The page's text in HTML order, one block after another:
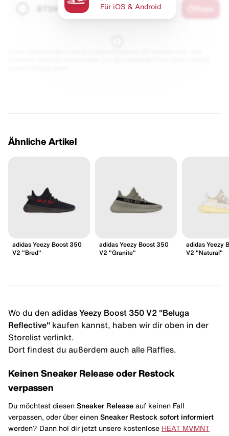
Für iOS & Android
Ähnliche Artikel
adidas Yeezy Boost 350
V2 "Bred"
adidas Yeezy Boost 350
V2 "Granite"
adidas Yeezy
V2 "Natural"
Wo du den adidas Yeezy Boost 350 V2 "Beluga
Reflective" kaufen kannst, haben wir dir oben in der
Storelist verlinkt.
Dort findest du außerdem auch alle Raffles.
Keinen Sneaker Release oder Restock
verpassen
Du möchtest diesen Sneaker Release auf keinen Fall
verpassen, oder über einen Sneaker Restock sofort informiert
werden? Dann hol dir jetzt unsere kostenlose HEAT MVMNT